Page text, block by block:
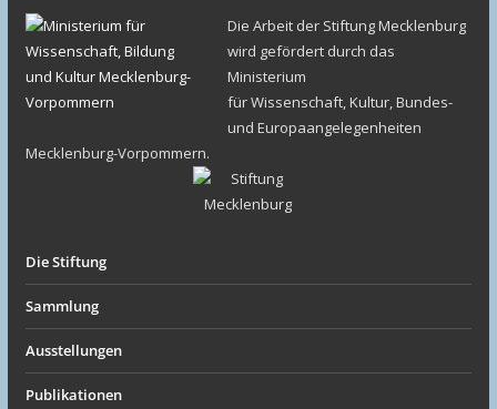
Die Arbeit der Stiftung Mecklenburg
wird gefördert durch das
Ministerium
für Wissenschaft, Kultur, Bundes-
und Europaangelegenheiten
Mecklenburg-Vorpommern.
Die Stiftung
Sammlung
Ausstellungen
Publikationen